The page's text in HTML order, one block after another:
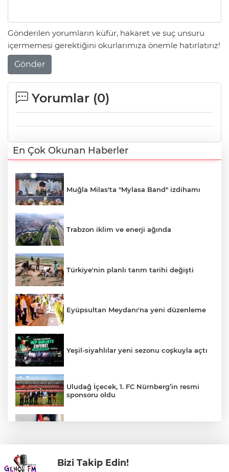
Gönderilen yorumların küfür, hakaret ve suç unsuru
içermemesi gerektiğini okurlarımıza önemle hatırlatırız!
Gönder
Yorumlar (0)
En Çok Okunan Haberler
Muğla Milas'ta "Mylasa Band" izdihamı
Trabzon iklim ve enerji ağında
Türkiye'nin planlı tarım tarihi değişti
Eyüpsultan Meydanı'na yeni düzenleme
Yeşil-siyahlılar yeni sezonu coşkuyla açtı
Uludağ İçecek, 1. FC Nürnberg’in resmi
sponsoru oldu
Kaçak bina yıkımında hayat kurtaran
Bizi Takip Edin!